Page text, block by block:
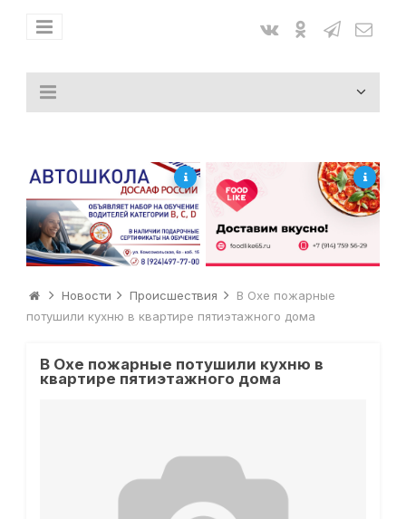
Новости Происшествия
В Охе пожарные
потушили кухню в квартире пятиэтажного дома
В Охе пожарные потушили кухню в
квартире пятиэтажного дома